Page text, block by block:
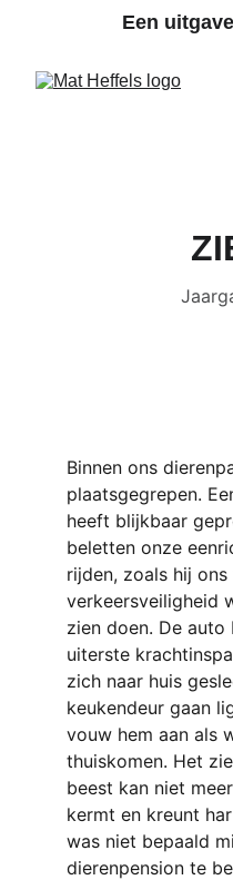
Een
Binnen ons
plaatsgegrepen.
heeft blijkbaar
beletten onze
rijden, zoals hij
verkeersveiligheid
zien doen. De auto
uiterste
zich naar huis
keukendeur gaan
vouw hem aan als
thuiskomen. Het
beest kan niet
kermt en kreunt
was niet bepaald
dierenpension te